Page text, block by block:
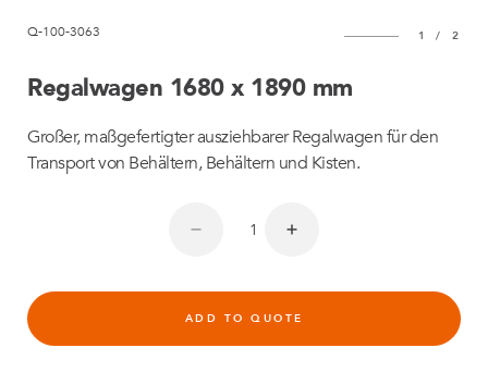
Q-100-3063 1 / 2
Regalwagen 1680 x 1890 mm
Großer, maßgefertigter ausziehbarer Regalwagen für den
Transport von Behältern, Behältern und Kisten.
ADD TO QUOTE